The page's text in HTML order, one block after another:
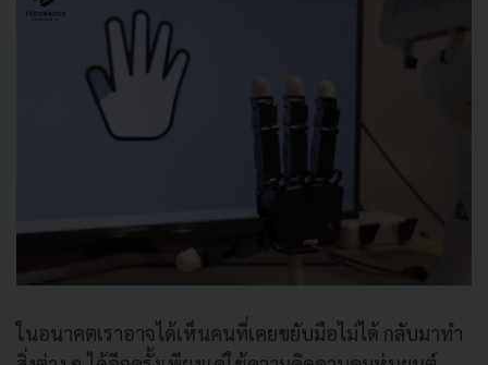
ในอนาคตเราอาจได้เห็นคนที่เคยขยับมือไม่ได้ กลับมาทำ